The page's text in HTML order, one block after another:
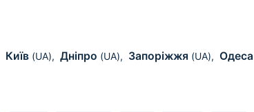
Київ (UA), Дніпро (UA), Запоріжжя (UA), Одеса